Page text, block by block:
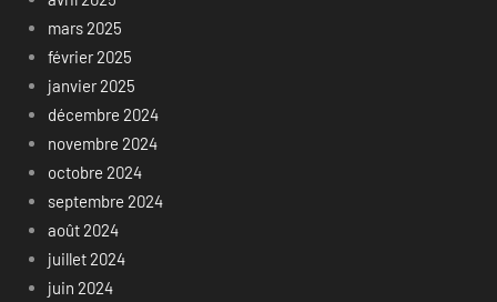
mars 2025
février 2025
janvier 2025
décembre 2024
novembre 2024
octobre 2024
septembre 2024
août 2024
juillet 2024
juin 2024